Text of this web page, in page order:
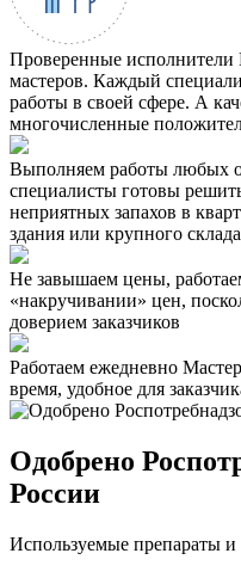
Проверенные исполнители
мастеров. Каждый
работы в своей сфере. А
многочисленные
Выполняем работы любых
специалисты готовы
неприятных запахов в
здания или крупного склада
Не завышаем цены,
«накручивании» цен,
доверием заказчиков
Работаем ежедневно
время, удобное для
Одобрено
России
Используемые препараты и